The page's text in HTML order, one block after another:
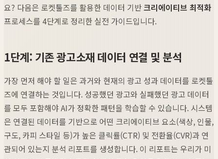
요? 다음은 로켓툴즈를 활용한 데이터 기반크리에이티브 최적화
프로세스를 4단계로 정리한 실전 가이드입니다.
1단계: 기존 광고소재 데이터 연결 및 분석
가장 먼저 해야 할 일은 과거와 현재의 광고 성과 데이터를 로켓툴
즈에 연결하는 것입니다. 성공했던 광고와 실패했던 광고 데이터
를 모두 포함해야 AI가 정확한 패턴을 학습할 수 있습니다. 시스템
은 연결된 데이터를 기반으로 어떤 크리에이티브 요소(색상, 인물,
구도, 카피 스타일 등)가 높은 클릭률(CTR) 및 전환율(CVR)과 연
관되어 있는지 분석 리포트를 생성합니다. 이 리포트는 우리가 미